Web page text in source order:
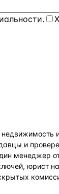
.
и
менеджер
юрист